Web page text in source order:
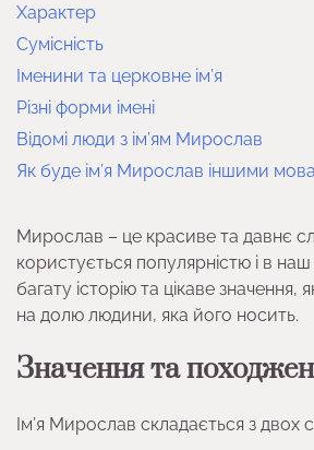
Характер
Сумісність
Іменини та церковне ім’я
Різні форми імені
Відомі люди з ім’ям Мирослав
Як буде ім’я Мирослав іншими
Мирослав – це красиве та давнє
користується популярністю і в
багату історію та цікаве
на долю людини, яка його носить.
Значення та
Ім’я Мирослав складається з двох